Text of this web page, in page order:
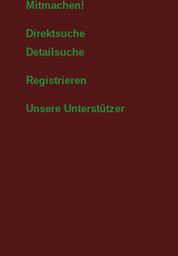
Mitmachen!
Direktsuche
Detailsuche
Registrieren
Unsere Unterstützer